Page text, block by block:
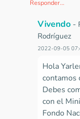
Responder...
Vivendo -
Rodríguez
2022-09-05
Hola
contamos
Debes
con el
Fondo